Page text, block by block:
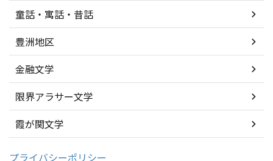
童話・寓話・昔話
豊洲地区
金融文学
限界アラサー文学
霞が関文学
プライバシーポリシー